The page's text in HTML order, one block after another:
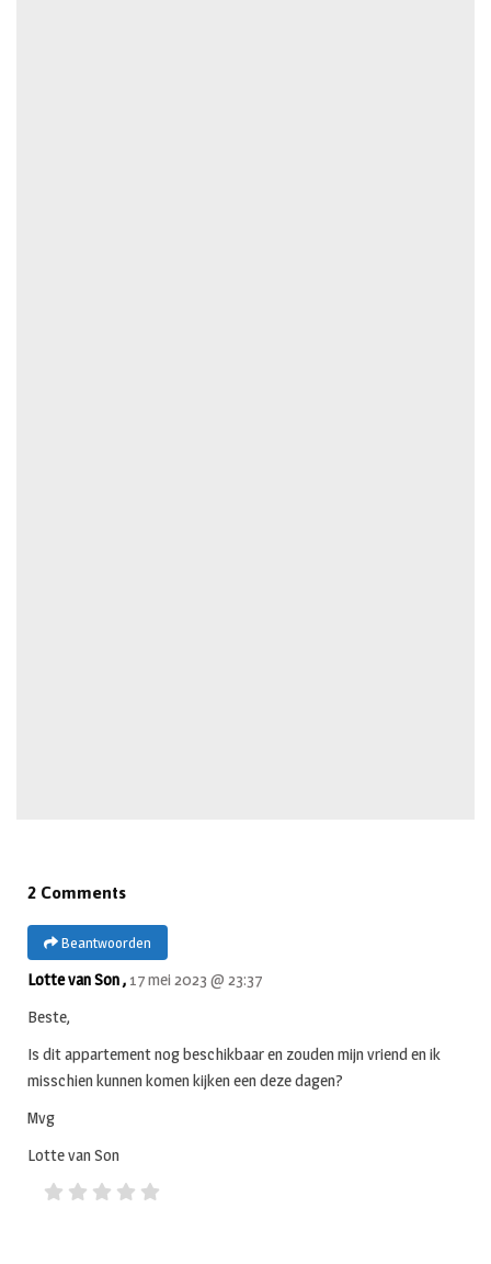
2 Comments
Beantwoorden
Lotte van Son , 17 mei 2023 @ 23:37
Beste,
Is dit appartement nog beschikbaar en zouden mijn vriend en ik
misschien kunnen komen kijken een deze dagen?
Mvg
Lotte van Son